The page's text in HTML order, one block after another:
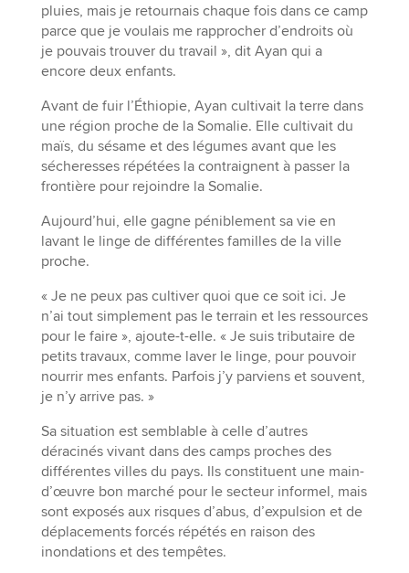
pluies, mais je retournais chaque fois dans ce camp
parce que je voulais me rapprocher d’endroits où
je pouvais trouver du travail », dit Ayan qui a
encore deux enfants.
Avant de fuir l’Éthiopie, Ayan cultivait la terre dans
une région proche de la Somalie. Elle cultivait du
maïs, du sésame et des légumes avant que les
sécheresses répétées la contraignent à passer la
frontière pour rejoindre la Somalie.
Aujourd’hui, elle gagne péniblement sa vie en
lavant le linge de différentes familles de la ville
proche.
« Je ne peux pas cultiver quoi que ce soit ici. Je
n’ai tout simplement pas le terrain et les ressources
pour le faire », ajoute-t-elle. « Je suis tributaire de
petits travaux, comme laver le linge, pour pouvoir
nourrir mes enfants. Parfois j’y parviens et souvent,
je n’y arrive pas. »
Sa situation est semblable à celle d’autres
déracinés vivant dans des camps proches des
différentes villes du pays. Ils constituent une main-
d’œuvre bon marché pour le secteur informel, mais
sont exposés aux risques d’abus, d’expulsion et de
déplacements forcés répétés en raison des
inondations et des tempêtes.